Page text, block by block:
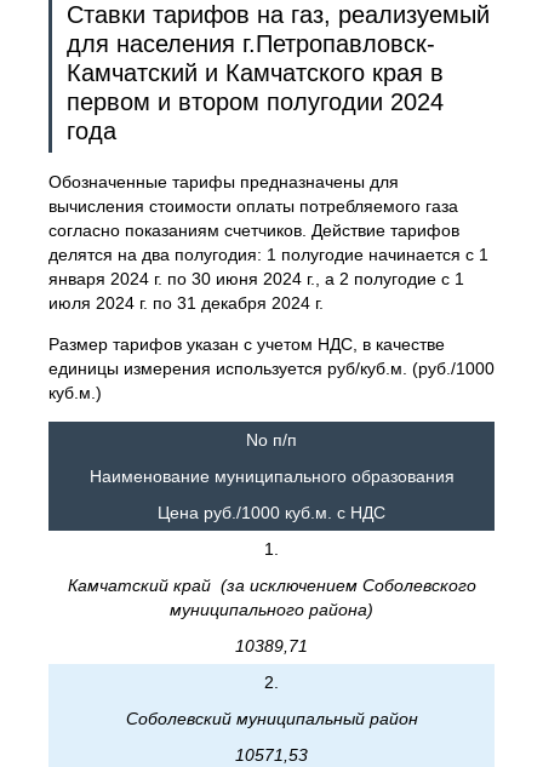
Ставки тарифов на газ, реализуемый
для населения г.Петропавловск-
Камчатский и Камчатского края в
первом и втором полугодии 2024
года
Обозначенные тарифы предназначены для
вычисления стоимости оплаты потребляемого газа
согласно показаниям счетчиков. Действие тарифов
делятся на два полугодия: 1 полугодие начинается с 1
января 2024 г. по 30 июня 2024 г., а 2 полугодие с 1
июля 2024 г. по 31 декабря 2024 г.
Размер тарифов указан с учетом НДС, в качестве
единицы измерения используется руб/куб.м. (руб./1000
куб.м.)
No п/п
Наименование муниципального образования
Цена руб./1000 куб.м. с НДС
1.
Камчатский край (за исключением Соболевского
муниципального района)
10389,71
2.
Соболевский муниципальный район
10571,53